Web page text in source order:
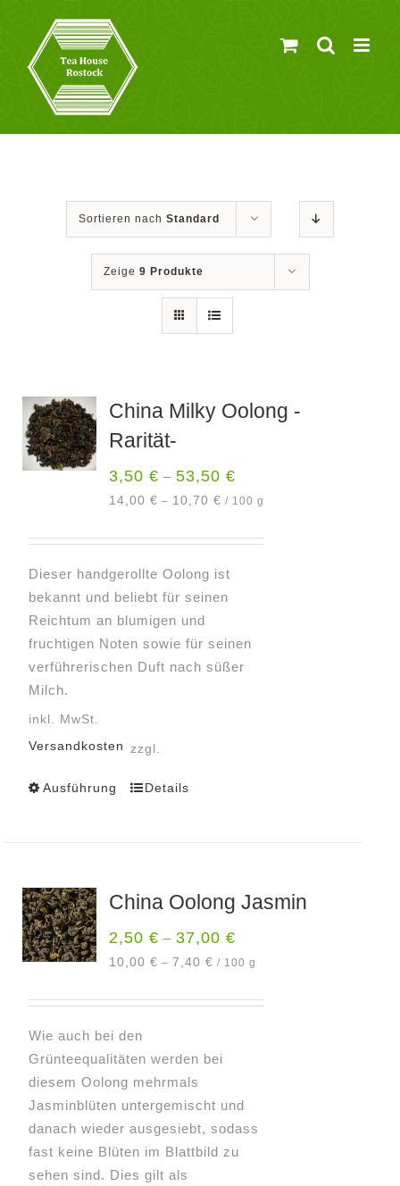
springen
Sortieren nach Standard
Zeige 9 Produkte
China Milky Oolong -
Rarität-
3,50€ –53,50€
14,00€ – 10,70€ / 100 g
Dieser handgerollte Oolong ist
bekannt und beliebt für seinen
Reichtum an blumigen und
fruchtigen Noten sowie für seinen
verführerischen Duft nach süßer
Milch.
inkl. MwSt.
zzgl.
Versandkosten
Ausführung
Dieses
auf.
auf
Produktseite
gewählt
werden
Details
China Oolong Jasmin
2,50€ –37,00€
10,00€ – 7,40€ / 100 g
Wie auch bei den
Grünteequalitäten werden bei
diesem Oolong mehrmals
Jasminblüten untergemischt und
danach wieder ausgesiebt, sodass
fast keine Blüten im Blattbild zu
sehen sind. Dies gilt als